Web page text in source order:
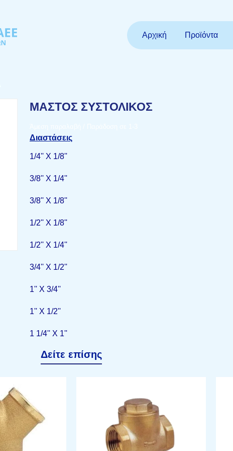
Αρχική Προϊόντα
ΜΑΣΤΟΣ ΣΥΣΤΟΛΙΚΟΣ
Διαστάσεις
1/4'' Χ 1/8''
3/8'' Χ 1/4''
3/8'' Χ 1/8''
1/2'' Χ 1/8''
1/2'' Χ 1/4''
3/4'' Χ 1/2''
1'' Χ 3/4''
1'' Χ 1/2''
1 1/4'' Χ 1''
Δείτε επίσης